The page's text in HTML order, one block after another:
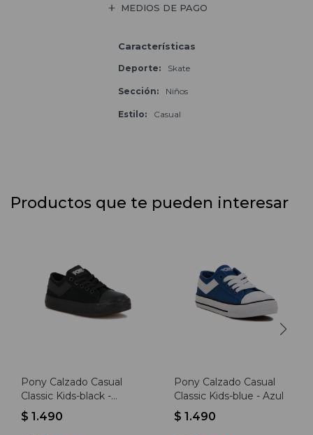
MEDIOS DE PAGO
Características
Deporte Skate
Sección Niños
Estilo Casual
Productos que te pueden interesar
Pony Calzado Casual
Classic Kids-black -
Negro-negro
$ 1.490
Pony Calzado Casual
Classic Kids-blue - Azul
$ 1.490